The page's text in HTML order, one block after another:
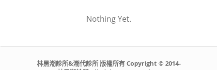
Nothing Yet.
林黑潮診所&潮代診所 版權所有 Copyright © 2014-